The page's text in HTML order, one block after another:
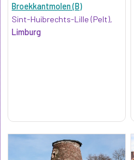
Broekkantmolen (B)
Sint-Huibrechts-Lille (Pelt),
Limburg